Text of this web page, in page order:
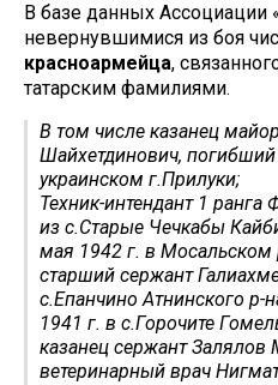
В базе данных
невернувшимися из боя
красноармейца,
татарским фамилиями.
В том числе казанец
Шайхетдинович, погибший
украинском г.Прилуки;
Техник-интендант 1
из с.Старые Чечкабы
мая 1942 г. в Мосальском
старший сержант
с.Епанчино Атнинского р-
1941 г. в с.Горочите
казанец сержант Залялов
ветеринарный врач